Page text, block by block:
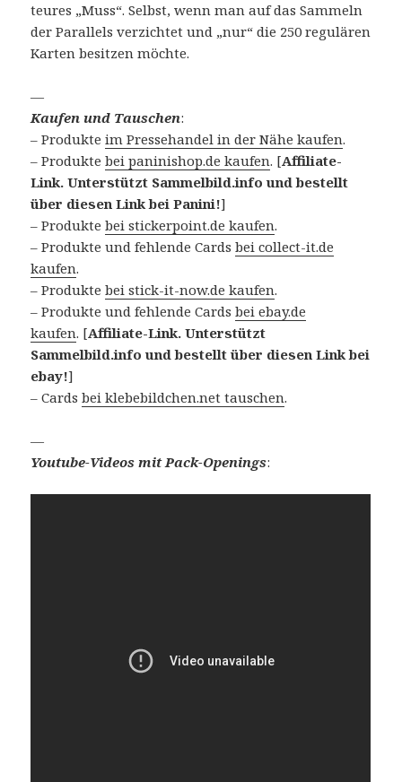
teures „Muss“. Selbst, wenn man auf das Sammeln
der Parallels verzichtet und „nur“ die 250 regulären
Karten besitzen möchte.
—
Kaufen und Tauschen:
– Produkteim Pressehandel in der Nähe kaufen.
– Produktebei paninishop.de kaufen. [Affiliate-
Link. Unterstützt Sammelbild.info und bestellt
über diesen Link bei Panini!]
– Produktebei stickerpoint.de kaufen.
– Produkte und fehlende Cardsbei collect-it.de
kaufen.
– Produktebei stick-it-now.de kaufen.
– Produkte und fehlende Cardsbei ebay.de
kaufen. [Affiliate-Link. Unterstützt
Sammelbild.info und bestellt über diesen Link bei
ebay!]
– Cardsbei klebebildchen.net tauschen.
—
Youtube-Videos mit Pack-Openings: